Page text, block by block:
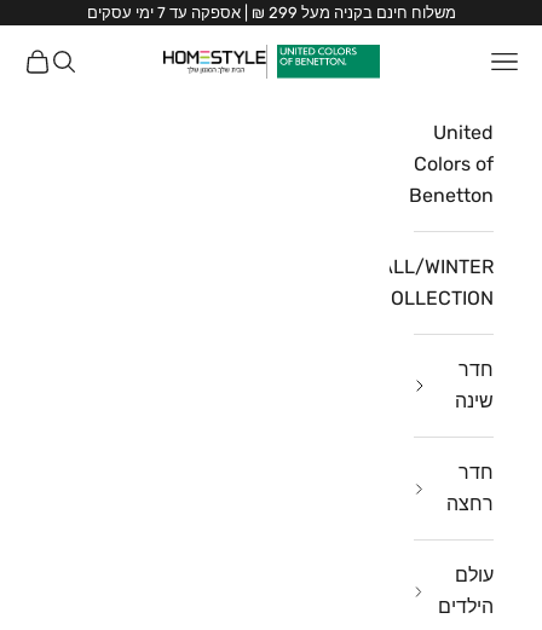
משלוח חינם בקניה מעל 299 ₪ | אספקה עד 7 ימי עסקים
HomeStyle
HomeStyle תפריט חיפושעגלת
United
Colors of
Benetton
FALL/WINTER
COLLECTION
חדר
שינה
חדר
רחצה
עולם
הילדים